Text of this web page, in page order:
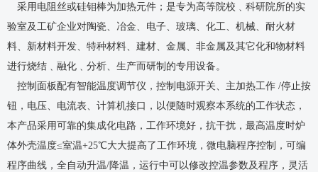
采用电阻丝或硅钼棒为加热元件；是专为高等院校﹑科研院所的实
验室及工矿企业对陶瓷、冶金、电子、玻璃、化工、机械、耐火材
料、新材料开发、特种材料、建材、金属、非金属及其它化和物材料
进行烧结﹑融化﹑分析、生产而研制的专用设备。
控制面板配有智能温度调节仪，控制电源开关、主加热工作 /停止按
钮，电压、电流表、计算机接口，以便随时观察本系统的工作状态，
本产品采用可靠的集成化电路，工作环境好，抗干扰，最高温度时炉
体外壳温度≤室温+25℃大大提高了工作环境，微电脑程序控制，可编
程序曲线，全自动升温/降温，运行中可以修改控温参数及程序，灵活